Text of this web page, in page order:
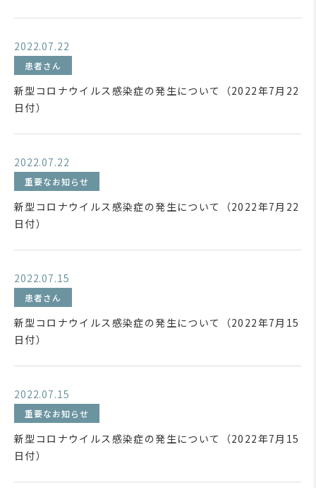
2022.07.22
患者さん
新型コロナウイルス感染症の発生について（2022年7月22
日付）
2022.07.22
重要なお知らせ
新型コロナウイルス感染症の発生について（2022年7月22
日付）
2022.07.15
患者さん
新型コロナウイルス感染症の発生について（2022年7月15
日付）
2022.07.15
重要なお知らせ
新型コロナウイルス感染症の発生について（2022年7月15
日付）